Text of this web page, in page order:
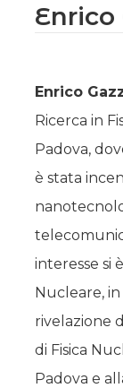
Enrico
Enrico
Ricerca in
Padova,
è stata
interesse si
Nucleare,
rivelazione
di Fisica
Padova e